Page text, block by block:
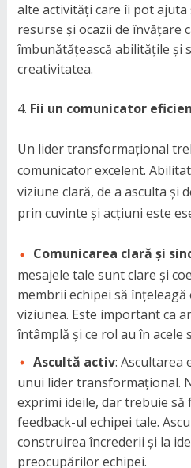
alte activități care îi pot ajuta
resurse și ocazii de învățare
îmbunătățească abilitățile și
creativitatea.
Fii un comunicator
Un lider transformațional
comunicator excelent.
viziune clară, de a asculta și
prin cuvinte și acțiuni este
Comunicarea clară și
mesajele tale sunt clare și
membrii echipei să
viziunea. Este important ca
întâmplă și ce rol au în acele
Ascultă activ: Ascultarea
unui lider transformațional.
exprimi ideile, dar trebuie să
feedback-ul echipei tale.
construirea încrederii și la
preocupărilor echipei.